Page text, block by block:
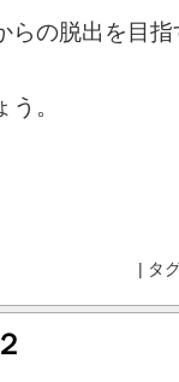
らの脱出を目
。
| タ